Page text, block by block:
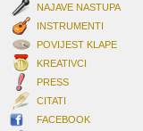
NAJAVE NASTUPA
INSTRUMENTI
POVIJEST KLAPE
KREATIVCI
PRESS
CITATI
FACEBOOK